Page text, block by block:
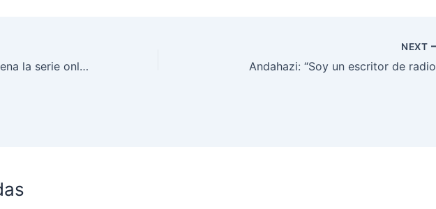
El 14 de febrero se estrena la serie online “Hablemos de amor”
NEXT
Andahazi: “Soy un escritor de